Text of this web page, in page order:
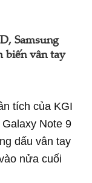
Samsung
biến vân tay
tích của KGI
Note 9
dấu vân tay
nửa cuối